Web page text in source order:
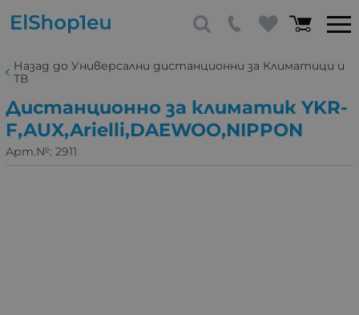
Назад до Универсални дистанционни за Климатици и
ТВ
Дистанционно за климатик YKR-
F,AUX,Arielli,DAEWOO,NIPPON
Арт.№: 2911